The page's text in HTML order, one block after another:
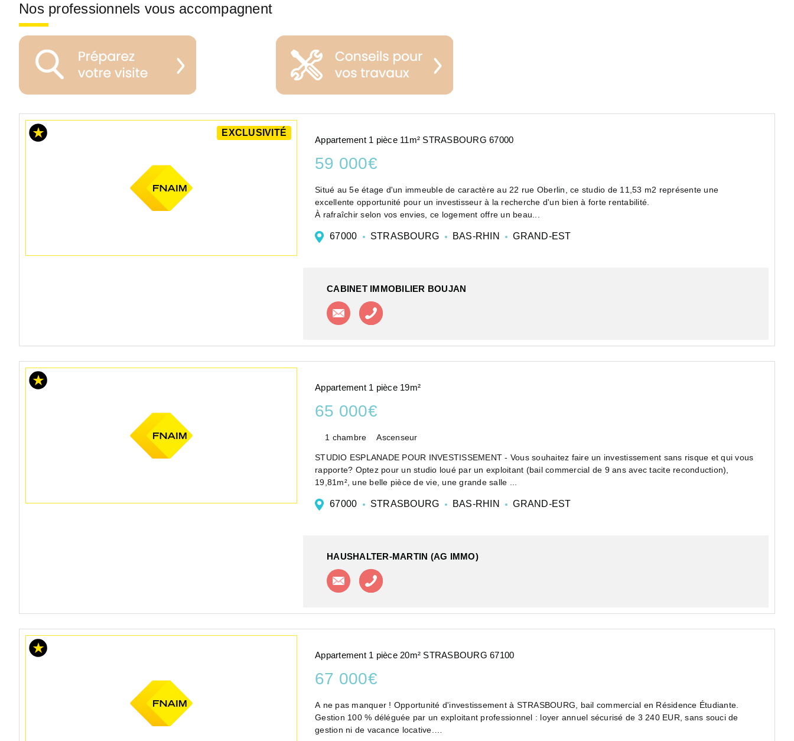
Nos professionnels vous accompagnent
EXCLUSIVITÉ
Appartement 1 pièce 11m² STRASBOURG 67000
59 000€
Situé au 5e étage d'un immeuble de caractère au 22 rue Oberlin, ce studio de 11,53 m2 représente une
excellente opportunité pour un investisseur à la recherche d'un bien à forte rentabilité.
À rafraîchir selon vos envies, ce logement offre un beau...
67000 STRASBOURG BAS-RHIN GRAND-EST
CABINET IMMOBILIER BOUJAN
Contacter l'agence
Appartement 1 pièce 19m²
65 000€
1 chambre Ascenseur
STUDIO ESPLANADE POUR INVESTISSEMENT - Vous souhaitez faire un investissement sans risque et qui vous
rapporte? Optez pour un studio loué par un exploitant (bail commercial de 9 ans avec tacite reconduction),
19,81m², une belle pièce de vie, une grande salle ...
67000 STRASBOURG BAS-RHIN GRAND-EST
HAUSHALTER-MARTIN (AG IMMO)
Contacter l'agence
Appartement 1 pièce 20m² STRASBOURG 67100
67 000€
A ne pas manquer ! Opportunité d'investissement à STRASBOURG, bail commercial en Résidence Étudiante.
Gestion 100 % déléguée par un exploitant professionnel : loyer annuel sécurisé de 3 240 EUR, sans souci de
gestion ni de vacance locative.